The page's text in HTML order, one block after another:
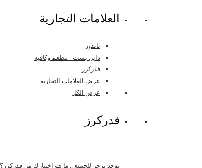
العلامات التجارية
ناندوز
داين بست - مطعم وكافيه
فدركرز
عرض العلامات التجارية
عرض الكل
فدركرز
يوجد برجر للجميع .. ما هو اختيارك من فدركرز؟